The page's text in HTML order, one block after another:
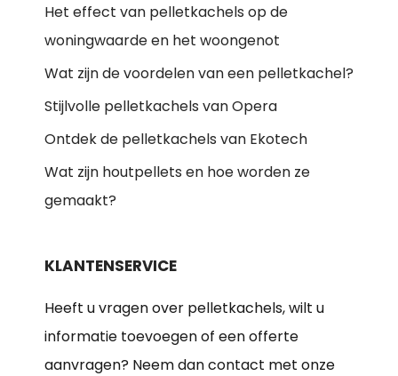
Het effect van pelletkachels op de
woningwaarde en het woongenot
Wat zijn de voordelen van een pelletkachel?
Stijlvolle pelletkachels van Opera
Ontdek de pelletkachels van Ekotech
Wat zijn houtpellets en hoe worden ze
gemaakt?
KLANTENSERVICE
Heeft u vragen over pelletkachels, wilt u
informatie toevoegen of een offerte
aanvragen? Neem dan contact met onze